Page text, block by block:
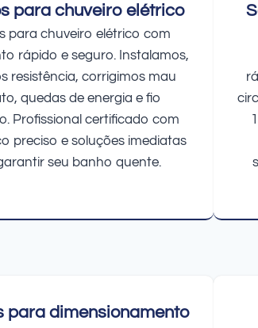
para chuveiro elétrico
para chuveiro elétrico com
rápido e seguro. Instalamos,
resistência, corrigimos mau
quedas de energia e fio
Profissional certificado com
preciso e soluções imediatas
seu banho quente.
para dimensionamento